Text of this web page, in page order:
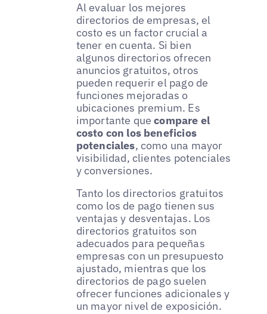
Al evaluar los mejores
directorios de empresas, el
costo es un factor crucial a
tener en cuenta. Si bien
algunos directorios ofrecen
anuncios gratuitos, otros
pueden requerir el pago de
funciones mejoradas o
ubicaciones premium. Es
importante quecompare el
costo con los beneficios
potenciales, como una mayor
visibilidad, clientes potenciales
y conversiones.
Tanto los directorios gratuitos
como los de pago tienen sus
ventajas y desventajas. Los
directorios gratuitos son
adecuados para pequeñas
empresas con un presupuesto
ajustado, mientras que los
directorios de pago suelen
ofrecer funciones adicionales y
un mayor nivel de exposición.